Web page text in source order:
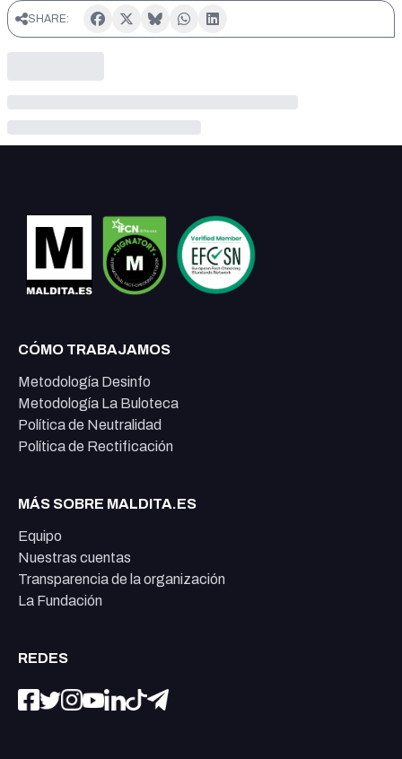
SHARE:
CÓMO TRABAJAMOS
Metodología Desinfo
Metodología La Buloteca
Política de Neutralidad
Política de Rectificación
MÁS SOBRE MALDITA.ES
Equipo
Nuestras cuentas
Transparencia de la organización
La Fundación
REDES